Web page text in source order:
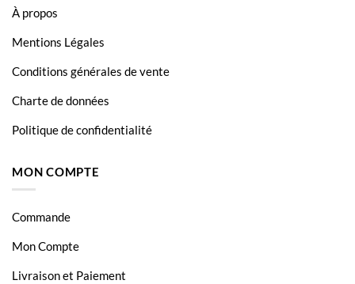
LaserJet Color 2500TN
LaserJet Color CLJ1500
LaserJetColor 2500 N
À propos
Mentions Légales
Conditions générales de vente
Charte de données
Politique de confidentialité
MON COMPTE
Commande
Mon Compte
Livraison et Paiement